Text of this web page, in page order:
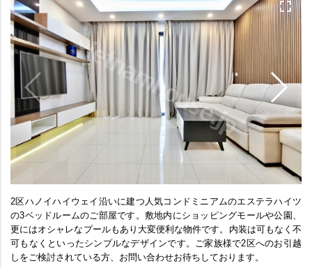
2区ハノイハイウェイ沿いに建つ人気コンドミニアムのエステラハイツ
の3ベッドルームのご部屋です。敷地内にショッピングモールや公園、
更にはオシャレなプールもあり大変便利な物件です。内装は可もなく不
可もなくといったシンプルなデザインです。ご家族様で2区へのお引越
しをご検討されている方、お問い合わせお待ちしております。